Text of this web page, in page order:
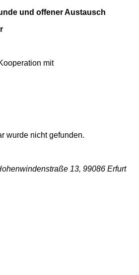
und offener Austausch
mit
wurde nicht gefunden.
13, 99086 Erfurt